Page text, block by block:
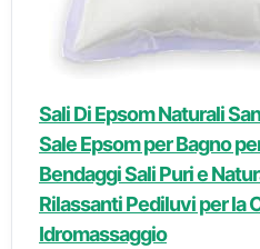
Sali Di Epsom Naturali
Sale Epsom per Bagno
Bendaggi Sali Puri e
Rilassanti Pediluvi per la
Idromassaggio